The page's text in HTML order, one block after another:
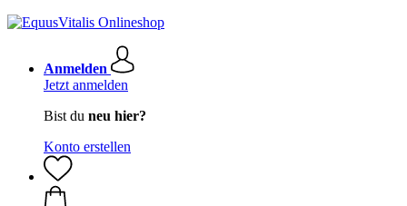
Anmelden
Jetzt anmelden
Bist du neu hier?
Konto erstellen